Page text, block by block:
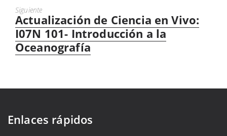
Siguiente
Próximo
mensaje:
Actualización de Ciencia en Vivo:
I07N 101- Introducción a la
Oceanografía
Enlaces rápidos